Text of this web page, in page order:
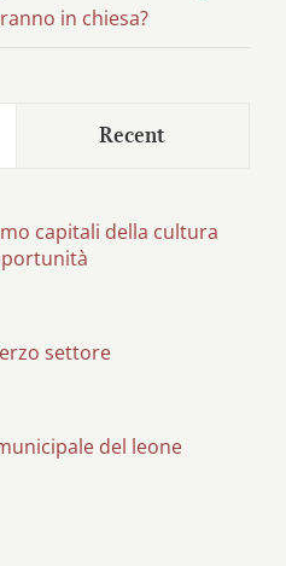
in chiesa?
Recent
capitali della cultura
settore
del leone